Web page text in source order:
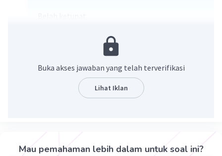
Level 9
22 April 2024 12:11
Beri Rating
Buka akses jawaban yang telah terverifikasi
Lihat Iklan
Mau pemahaman lebih dalam untuk soal ini?